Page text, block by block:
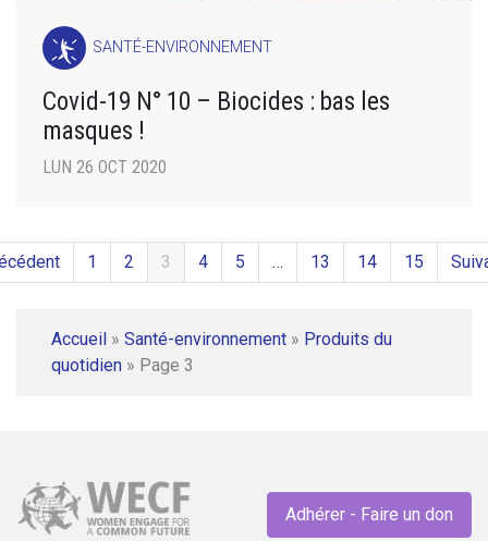
SANTÉ-ENVIRONNEMENT
Covid-19 N° 10 – Biocides : bas les
masques !
LUN 26 OCT 2020
1 2 3 4 5 … 13 14 15
Accueil » Santé-environnement » Produits du
quotidien » Page 3
Adhérer - Faire un don